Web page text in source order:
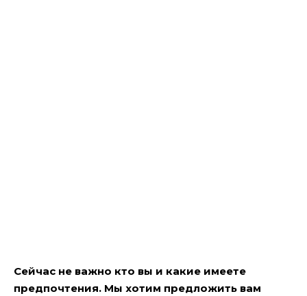
Сейчас не важно кто вы и какие имеете
предпочтения. Мы хотим предложить вам